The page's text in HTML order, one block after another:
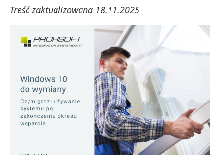
Kariera
Treść zaktualizowana 18.11.2025